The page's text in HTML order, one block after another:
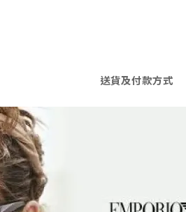
送貨及付款方式